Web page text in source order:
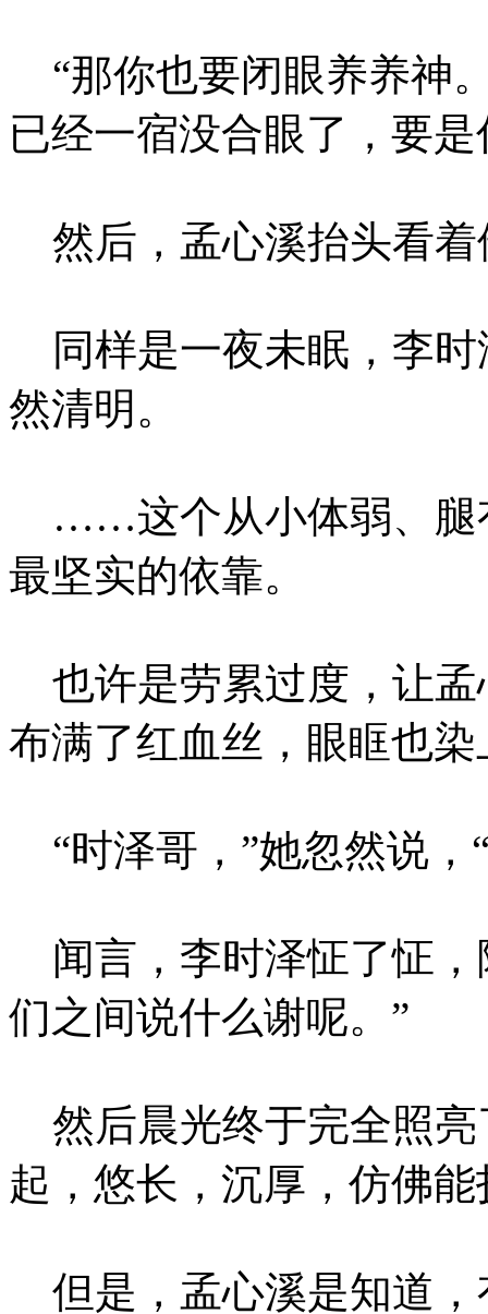
“那你也要闭眼养养神
已经一宿没合眼了，要
然后，孟心溪抬头看着
同样是一夜未眠，李时
然清明。
……这个从小体弱、腿
最坚实的依靠。
也许是劳累过度，让孟
布满了红血丝，眼眶也
“时泽哥，”她忽然说
闻言，李时泽怔了怔，
们之间说什么谢呢。”
然后晨光终于完全照亮
起，悠长，沉厚，仿佛
但是，孟心溪是知道，